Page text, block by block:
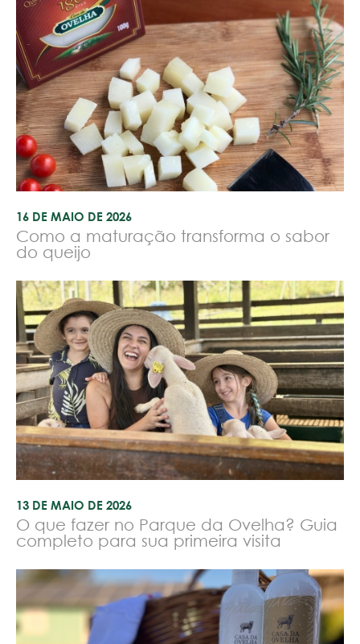
16 DE MAIO DE 2026
Como a maturação transforma o sabor
do queijo
13 DE MAIO DE 2026
O que fazer no Parque da Ovelha? Guia
completo para sua primeira visita